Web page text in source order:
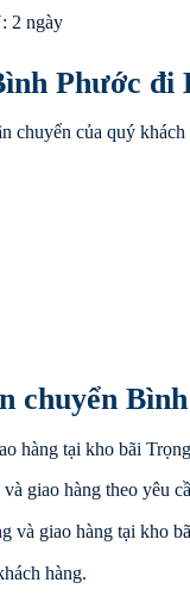
2 ngày
Phước đi
chuyển của quý khách
chuyển
hàng tại kho bãi
giao hàng theo yêu
và giao hàng tại kho
hàng.